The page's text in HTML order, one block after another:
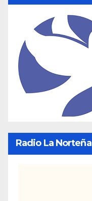
Radio La Norteña